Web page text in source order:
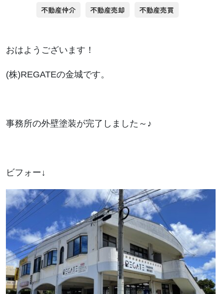
不動産仲介 不動産売却 不動産売買
おはようございます！
(株)REGATEの金城です。
事務所の外壁塗装が完了しました～♪
ビフォー↓